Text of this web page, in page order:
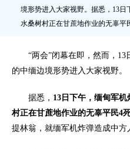
境形势进入大家视野。据悉，13
水桑树村正在甘蔗地作业的无辜平
“两会”闭幕在即，然而，13
的中缅边境形势进入大家视野。
据悉， 13 日下午，缅甸军
村正在甘蔗地作业的无辜平民4
提林翁，就缅军机炸弹造成中方